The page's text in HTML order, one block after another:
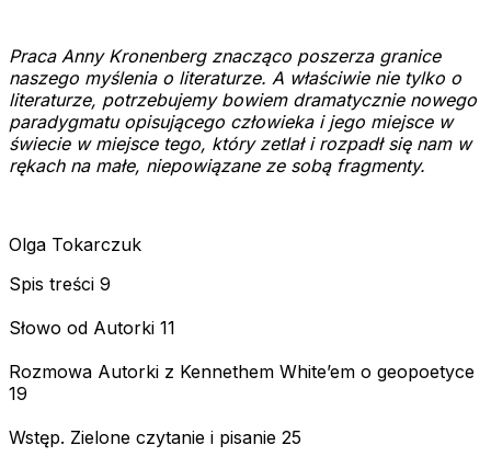
Praca Anny Kronenberg znacząco poszerza granice
naszego myślenia o literaturze. A właściwie nie tylko o
literaturze, potrzebujemy bowiem dramatycznie nowego
paradygmatu opisującego człowieka i jego miejsce w
świecie w miejsce tego, który zetlał i rozpadł się nam w
rękach na małe, niepowiązane ze sobą fragmenty.
Olga Tokarczuk
Spis treści 9
Słowo od Autorki 11
Rozmowa Autorki z Kennethem White’em o geopoetyce
19
Wstęp. Zielone czytanie i pisanie 25